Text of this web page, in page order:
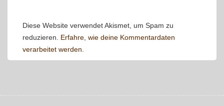
Diese Website verwendet Akismet, um Spam zu
reduzieren. Erfahre, wie deine Kommentardaten
verarbeitet werden.